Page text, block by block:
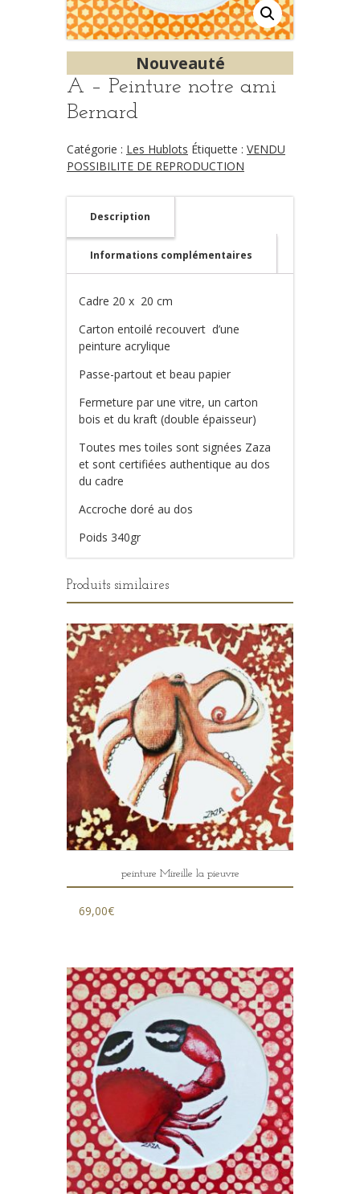
Nouveauté
A – Peinture notre ami
Bernard
Catégorie : Les Hublots Étiquette : VENDU
POSSIBILITE DE REPRODUCTION
Description
Informations complémentaires
Cadre 20 x 20 cm
Carton entoilé recouvert d’une
peinture acrylique
Passe-partout et beau papier
Fermeture par une vitre, un carton
bois et du kraft (double épaisseur)
Toutes mes toiles sont signées Zaza
et sont certifiées authentique au dos
du cadre
Accroche doré au dos
Poids 340gr
Produits similaires
peinture Mireille la pieuvre
69,00€